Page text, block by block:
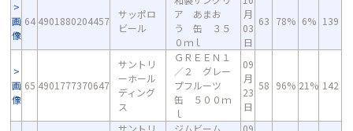
画
像
64 4901880204457
サッポロ
ビール
ア あまお
う 缶 ３５
０ｍｌ
月
03
日
63 78% 6% 139
画
像
65 4901777370647
サントリ
ーホール
ディング
ス
ＧＲＥＥＮ１
／２ グレー
プフルーツ
缶 ５００ｍ
ｌ
09
月
23
日
58 96% 21% 142
サントリ ジムビーム 09